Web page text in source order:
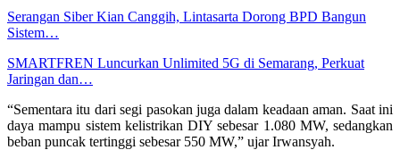
Serangan Siber Kian Canggih, Lintasarta Dorong BPD Bangun
Sistem…
SMARTFREN Luncurkan Unlimited 5G di Semarang, Perkuat
Jaringan dan…
“Sementara itu dari segi pasokan juga dalam keadaan aman. Saat ini
daya mampu sistem kelistrikan DIY sebesar 1.080 MW, sedangkan
beban puncak tertinggi sebesar 550 MW,” ujar Irwansyah.